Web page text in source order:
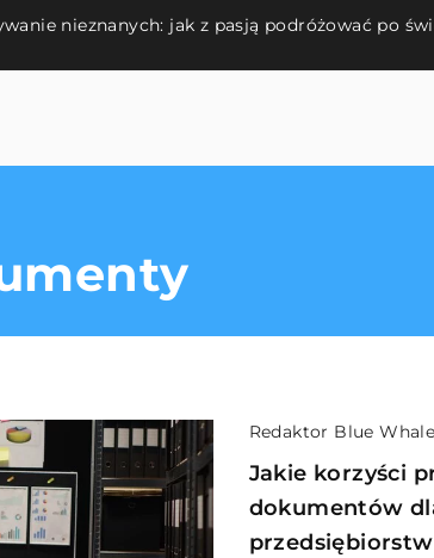
nieznanych: jak z pasją podróżować po
Redaktor Blue
Jakie korzyści
dokumentów